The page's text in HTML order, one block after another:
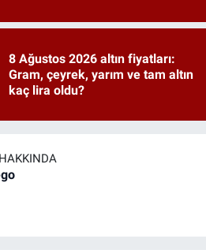
8 Ağustos 2026 altın fiyatları:
Gram, çeyrek, yarım ve tam altın
kaç lira oldu?